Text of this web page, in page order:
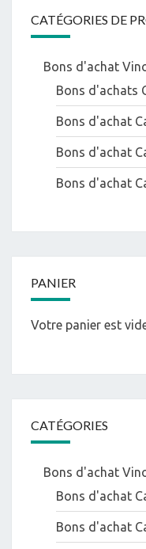
CATÉGORIES DE
Bons d'achat
Bons d'achats
Bons d'achat
Bons d'achat
Bons d'achat
PANIER
Votre panier est
CATÉGORIES
Bons d'achat
Bons d'achat
Bons d'achat